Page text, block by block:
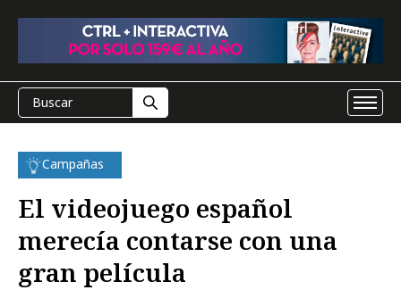
Campañas
El videojuego español
merecía contarse con una
gran película